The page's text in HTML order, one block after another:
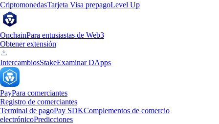
CriptomonedasTarjeta Visa prepagoLevel Up
OnchainPara entusiastas de Web3
Obtener extensión
IntercambiosStakeExaminar DApps
PayPara comerciantes
Registro de comerciantes
Terminal de pagoPay SDKComplementos de comercio
electrónicoPredicciones